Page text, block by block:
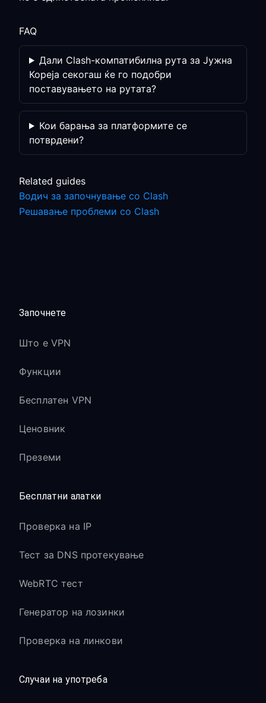
FAQ
Дали Clash-компатибилна рута за Јужна
Кореја секогаш ќе го подобри
поставувањето на рутата?
Кои барања за платформите се
потврдени?
Related guides
Водич за започнување со Clash
Решавање проблеми со Clash
Започнете
Што е VPN
Функции
Бесплатен VPN
Ценовник
Преземи
Бесплатни алатки
Проверка на IP
Тест за DNS протекување
WebRTC тест
Генератор на лозинки
Проверка на линкови
Случаи на употреба